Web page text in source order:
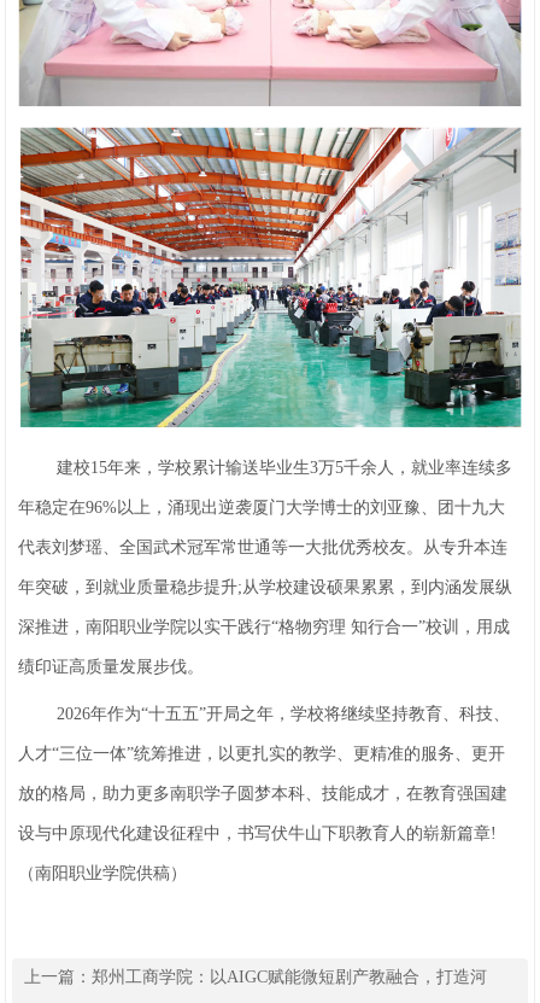
建校15年来，学校累计输送毕业生3万5千余人，就业率连续多
年稳定在96%以上，涌现出逆袭厦门大学博士的刘亚豫、团十九大
代表刘梦瑶、全国武术冠军常世通等一大批优秀校友。从专升本连
年突破，到就业质量稳步提升;从学校建设硕果累累，到内涵发展纵
深推进，南阳职业学院以实干践行“格物穷理 知行合一”校训，用成
绩印证高质量发展步伐。
2026年作为“十五五”开局之年，学校将继续坚持教育、科技、
人才“三位一体”统筹推进，以更扎实的教学、更精准的服务、更开
放的格局，助力更多南职学子圆梦本科、技能成才，在教育强国建
设与中原现代化建设征程中，书写伏牛山下职教育人的崭新篇章!
（南阳职业学院供稿）
上一篇：郑州工商学院：以AIGC赋能微短剧产教融合，打造河